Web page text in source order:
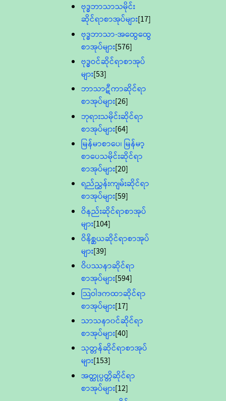
ဗုဒ္ဓဘာသာသမိုင်း
ဆိုင်ရာစာအုပ်များ[17]
ဗုဒ္ဓဘာသာ-အထွေထွေ
စာအုပ်များ[576]
ဗုဒ္ဓဝင်ဆိုင်ရာစာအုပ်
များ[53]
ဘာသာဋီကာဆိုင်ရာ
စာအုပ်များ[26]
ဘုရားသမိုင်းဆိုင်ရာ
စာအုပ်များ[64]
မြန်မာစာပေ၊ မြန်မာ့
စာပေသမိုင်းဆိုင်ရာ
စာအုပ်များ[20]
ရည်ညွှန်းကျမ်းဆိုင်ရာ
စာအုပ်များ[59]
ဝိနည်းဆိုင်ရာစာအုပ်
များ[104]
ဝိနိစ္ဆယဆိုင်ရာစာအုပ်
များ[39]
ဝိပဿနာဆိုင်ရာ
စာအုပ်များ[594]
သြဝါဒကထာဆိုင်ရာ
စာအုပ်များ[17]
သာသနာ၀င်ဆိုင်ရာ
စာအုပ်များ[40]
သုတ္တန်ဆိုင်ရာစာအုပ်
များ[153]
အတ္ထုပ္ပတ္တိဆိုင်ရာ
စာအုပ်များ[12]